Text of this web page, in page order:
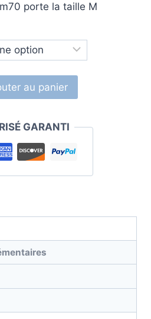
porte la taille M
au panier
GARANTI